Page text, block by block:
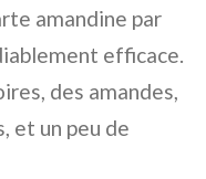
amandine par
efficace.
des amandes,
et un peu de